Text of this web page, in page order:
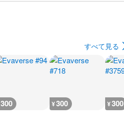
すべて見る
300 ¥300 ¥300